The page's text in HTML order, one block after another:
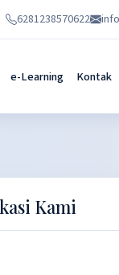
6281238570622
e-Learning Kontak
Kami